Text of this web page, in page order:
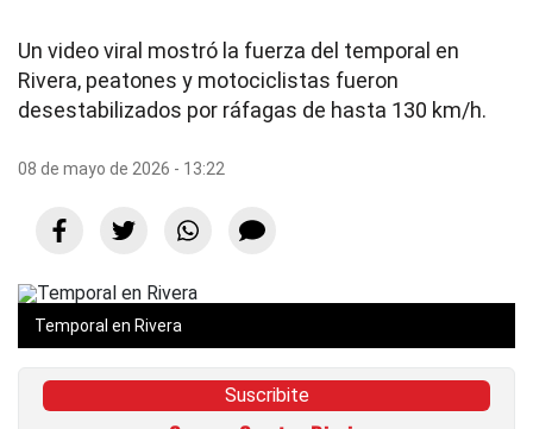
Un video viral mostró la fuerza del temporal en
Rivera, peatones y motociclistas fueron
desestabilizados por ráfagas de hasta 130 km/h.
08 de mayo de 2026 - 13:22
Temporal en Rivera
Suscribite